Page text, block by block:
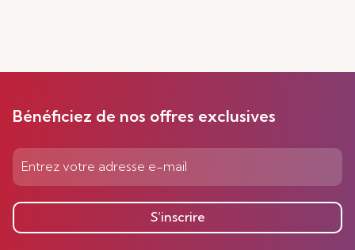
Bénéficiez de nos offres exclusives
S’inscrire